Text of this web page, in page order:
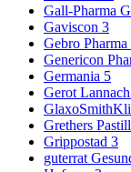
Gall-Pharma
Gaviscon 3
Gebro Pharma
Genericon
Germania 5
Gerot Lannach
Grethers
Grippostad 3
guterrat